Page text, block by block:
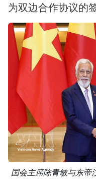
为双边合作协议的
国会主席陈青敏与东帝